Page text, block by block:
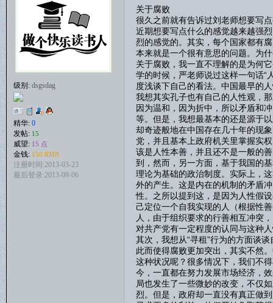
级别: dsgsdag
精华: 0
发帖: 15
威望: 15 点
金钱: 150 RMB
注册时间:2013-03-23
最后登录:2013-09-06
关于腐败
很久之前就有告诉过刘老师想要写
近期想要写点什么的感觉越来越强
烈的感觉的。其实，每个国家都有
本来就是一个很有意思的问题。为
关于腐败，我一直不理解的是为何
学的时候，严老师说过这样一句话“
度浅谈下自己的看法。中国最早的
我想其实孔子也有自己的人性观，
因为温和，因为折中，所以矛盾和
等。但是，我想最基本的还是源于
却奇迹般地在中国存在几十年的现
党，并且基本上政府机关里掌握实
该是人性本善，并且还不是一般的
到，然而，另一方面，基于我国的
理论为基础的政治制度。实际上，
外的产生。这是内在的机制的矛盾
性。之所以提到这，是因为人性假
己定位一个自我实现的人（根据性
人，由于组织要求的行善相互冲突
对共产党有一定程度的认同与这种
其次，我想从“寻租”行为的方面谈
此而使得腐败更加突出，其实不然
这种状况呢？很多情况下，我们不
今，一直都在努力发展市场经济，
局也发生了一些微妙的改变，不仅
烈。但是，政府却一直没有真正做